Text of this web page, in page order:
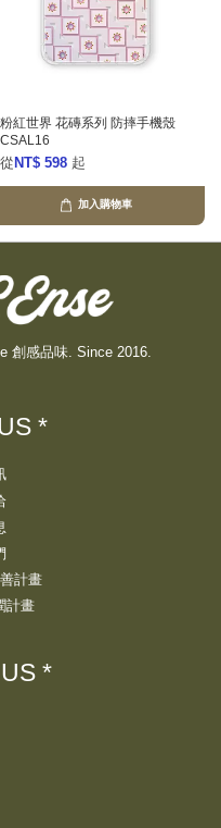
粉紅世界 花磚系列 防摔手機殼
CSAL16
從 NT$ 598 起
加入購物車
創感品味. Since 2016.
*
計畫
計畫
*